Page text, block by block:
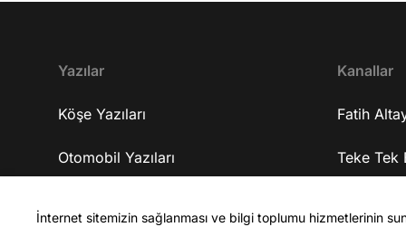
gelen iş tekliflerini neden kabul etmedi? 18:38
Şirketlerine yatırım alabiliyorlar mı? 19:48
Şirketlerinde tam olarak ne üretiyorlar? 23:33
Üzerinde çalıştıkları yapay zekanın kişiye özel ilaç
sonra bu geliştirdikleri iş ile kendisini nerede
Yazılar
Köşe Yazıları
Otomobil Yazıları
Kanallar
Fatih
Teke Tek
İnternet sitemizin sağlanması ve bilgi toplumu hizmetlerinin